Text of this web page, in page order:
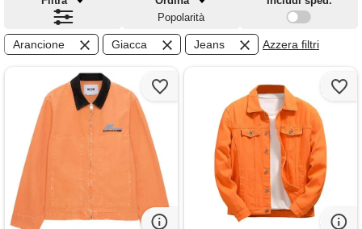
Popolarità
Arancione Giacca Jeans Azzera filtri